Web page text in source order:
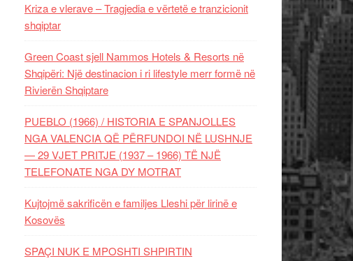
Kriza e vlerave – Tragjedia e vërtetë e tranzicionit
shqiptar
Green Coast sjell Nammos Hotels & Resorts në
Shqipëri: Një destinacion i ri lifestyle merr formë në
Rivierën Shqiptare
PUEBLO (1966) / HISTORIA E SPANJOLLES
NGA VALENCIA QË PËRFUNDOI NË LUSHNJE
— 29 VJET PRITJE (1937 – 1966) TË NJË
TELEFONATE NGA DY MOTRAT
Kujtojmë sakrificën e familjes Lleshi për lirinë e
Kosovës
SPAÇI NUK E MPOSHTI SHPIRTIN